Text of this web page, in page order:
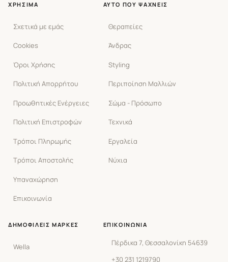
ΧΡΉΣΙΜΑ
Σχετικά με εμάς
Cookies
Όροι Χρήσης
Πολιτική Απορρήτου
Προωθητικές Ενέργειες
Πολιτική Επιστροφών
Τρόποι Πληρωμής
Τρόποι Αποστολής
Υπαναχώρηση
Επικοινωνία
ΑΥΤΌ ΠΟΥ ΨΆΧΝΕΙΣ
Θεραπείες
Άνδρας
Styling
Περιποίηση Μαλλιών
Σώμα - Πρόσωπο
Τεχνικά
Εργαλεία
Νύχια
ΔΗΜΟΦΙΛΕΊΣ ΜΆΡΚΕΣ
Wella
ΕΠΙΚΟΙΝΩΝΊΑ
Πέρδικα 7, Θεσσαλονίκη 54639
+30 231 1219790